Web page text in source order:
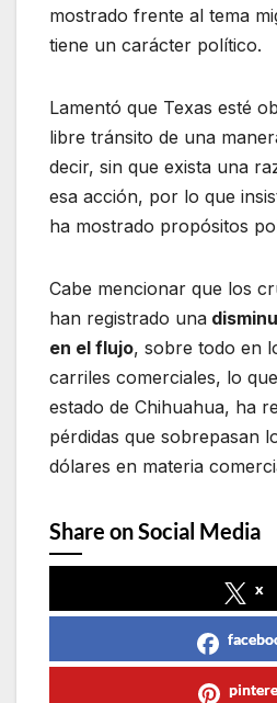
mostrado frente al tema
tiene un carácter político.
Lamentó que Texas esté
libre tránsito de una
decir, sin que exista una
esa acción, por lo que
ha mostrado propósitos
Cabe mencionar que los
han registrado una
en el flujo, sobre todo en
carriles comerciales, lo
estado de Chihuahua, ha
pérdidas que sobrepasan
dólares en materia
Share on Social Media
x